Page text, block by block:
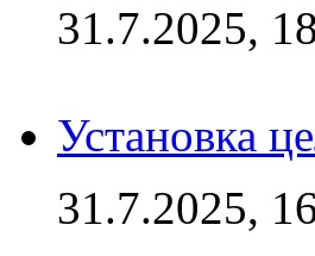
31.7.2025,
Установка
31.7.2025,